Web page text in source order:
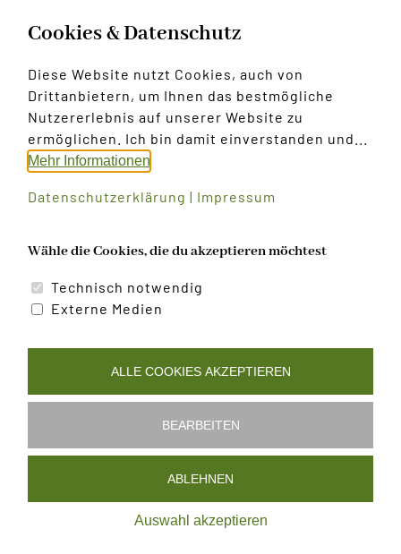
Meinen Namen, E-Mail und Website in diesem
Browser speichern, bis ich wieder kommentiere.
Probe
|Impressum
©2026 | Alle Rechte vorbehalten - Musikverein Arbesbach
| Powered byart.waldsoft
Cookies & Datenschutz
Diese Website nutzt Cookies, auch von
Drittanbietern, um Ihnen das bestmögliche
Nutzererlebnis auf unserer Website zu
ermöglichen. Ich bin damit einverstanden und...
Mehr Informationen
Datenschutzerklärung | Impressum
Wähle die Cookies, die du akzeptieren möchtest
Technisch notwendig
Externe Medien
ALLE COOKIES AKZEPTIEREN
BEARBEITEN
ABLEHNEN
Auswahl akzeptieren